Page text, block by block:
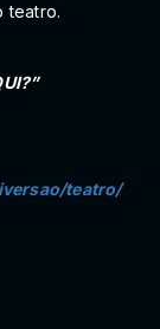
teatro.
teatro/